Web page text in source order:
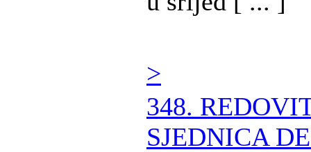
>
348.
SJEDNICA